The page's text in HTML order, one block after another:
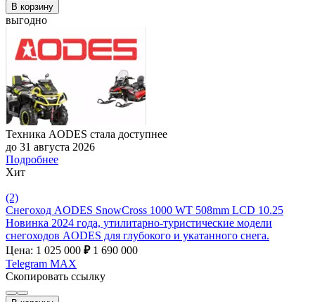
В корзину
выгодно
Техника AODES стала доступнее
до 31 августа 2026
Подробнее
Хит
(2)
Снегоход AODES SnowCross 1000 WT 508mm LCD 10.25
Новинка 2024 года, утилитарно-туристические модели
снегоходов AODES для глубокого и укатанного снега.
Цена: 1 025 000 ₽ 1 690 000
Telegram MAX
Скопировать ссылку